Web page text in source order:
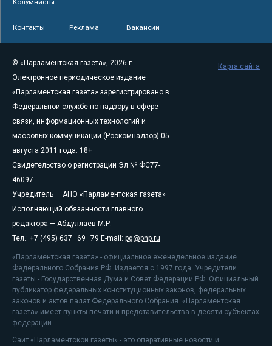
Колумнисты
Контакты Реклама Вакансии
© «Парламентская газета», 2026 г.
Электронное периодическое издание
«Парламентская газета» зарегистрировано в
Федеральной службе по надзору в сфере
связи, информационных технологий и
массовых коммуникаций (Роскомнадзор) 05
августа 2011 года. 18+
Свидетельство о регистрации Эл № ФС77-
46097
Учредитель — АНО «Парламентская газета»
Исполняющий обязанности главного
редактора — Абдуллаев М.Р.
Тел.: +7 (495) 637–69–79 E-mail: pg@pnp.ru
«Парламентская газета» - официальное еженедельное издание
Федерального Собрания РФ. Издается с 1997 года. Учредители
газеты - Государственная Дума и Совет Федерации РФ. Официальный
публикатор федеральных конституционных законов, федеральных
законов и актов палат Федерального Собрания. «Парламентская
газета» имеет пункты печати и представительства в десяти субъектах
федерации.
Сайт «Парламентской газеты» - это оперативные новости и
Карта сайта